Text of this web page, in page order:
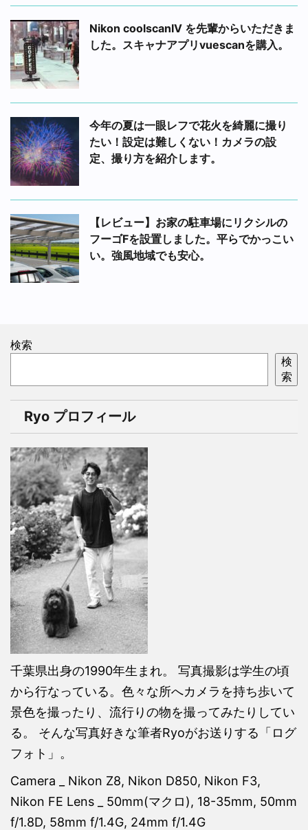
Nikon coolscanIV を先輩からいただきま
した。スキャナアプリvuescanを購入。
今年の夏は一眼レフで花火を綺麗に撮り
たい！設定は難しくない！カメラの設
定、撮り方を紹介します。
【レビュー】お家の駐車場にリクシルの
フーゴFを設置しました。平らでかっこい
い。強風地域でも安心。
検索
検
索
Ryo プロフィール
千葉県出身の1990年生まれ。 写真撮影は学生の頃
から行なっている。色々な所へカメラを持ち歩いて
景色を撮ったり、流行りの物を撮ってみたりしてい
る。 そんな写真好きな筆者Ryoがお送りする「ログ
フォト」。
Camera _ Nikon Z8, Nikon D850, Nikon F3,
Nikon FE Lens _ 50mm(マクロ), 18-35mm, 50mm
f/1.8D, 58mm f/1.4G, 24mm f/1.4G